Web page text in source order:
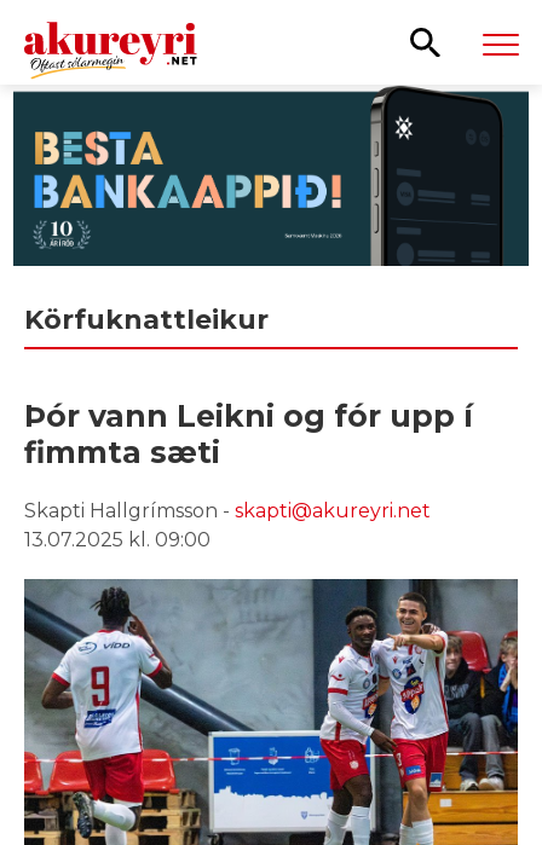
Körfuknattleikur
Þór vann Leikni og fór upp í
fimmta sæti
Skapti Hallgrímsson - skapti@akureyri.net
13.07.2025 kl. 09:00